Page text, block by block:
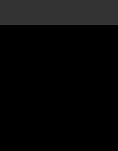
Températures
littoral